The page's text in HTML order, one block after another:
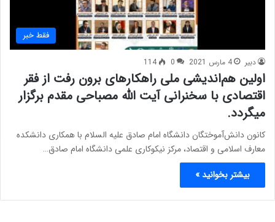
فقط خبر
دبیر 4 مارس 2021 0
114
اولین هم‌اندیشی ملی راهکارهای برون رفت از فقر
اقتصادی با سخنرانی آیت الله مصباحی مقدم برگزار
میگردد.
کانون دانش‌آموختگان دانشگاه امام صادق علیه السلام با همکاری دانشکده
معارف اسلامی و اقتصاد، مرکز نیکوکاری علمی دانشگاه امام صادق…
بیشتر بخوانید »